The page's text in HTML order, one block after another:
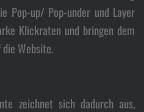
Pop-up/ Pop-under und Layer
Klickraten und bringen dem
Website.
zeichnet sich dadurch aus,